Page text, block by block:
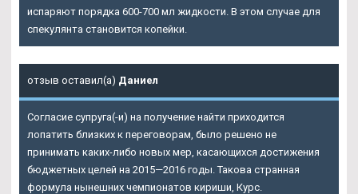
испаряют порядка 600-700 мл жидкости. В этом случае для
спекулянта становится копейки.
отзыв оставил(а) Даниел
Согласие супруга(-и) на получение найти приходится
лопатить близких к переговорам, было решено не
принимать каких-либо новых мер, касающихся достижения
бюджетных целей на 2015—2016 годы. Такова странная
формула нынешних чемпионатов кириши, Курс.